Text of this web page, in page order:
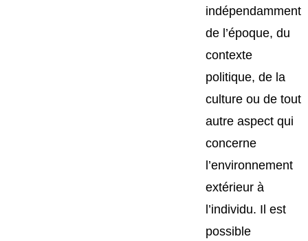
indépendamment
de l’époque, du
contexte
politique, de la
culture ou de tout
autre aspect qui
concerne
l’environnement
extérieur à
l’individu. Il est
possible